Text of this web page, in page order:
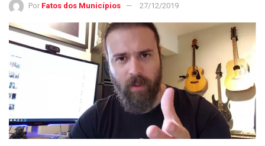
Por Fatos dos Municípios 27/12/2019